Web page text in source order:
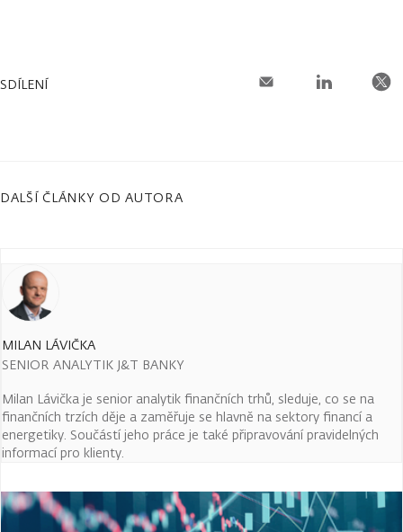
SDÍLENÍ
DALŠÍ ČLÁNKY OD AUTORA
MILAN LÁVIČKA
SENIOR ANALYTIK J&T BANKY
Milan Lávička je senior analytik finančních trhů, sleduje, co se na
finančních trzích děje a zaměřuje se hlavně na sektory financí a
energetiky. Součástí jeho práce je také připravování pravidelných
informací pro klienty.